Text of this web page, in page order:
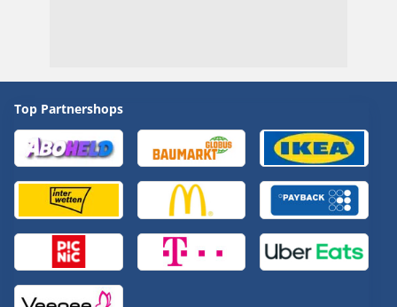
Top Partnershops